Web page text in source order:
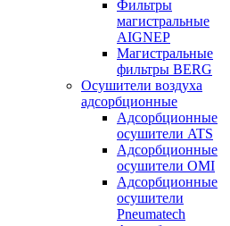
Фильтры
магистральные
AIGNEP
Магистральные
фильтры BERG
Осушители воздуха
адсорбционные
Адсорбционные
осушители ATS
Адсорбционные
осушители OMI
Адсорбционные
осушители
Pneumatech